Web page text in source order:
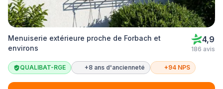
Menuiserie extérieure proche de Forbach et
environs
4,9
186 avis
QUALIBAT-RGE +8 ans d'ancienneté +94 NPS